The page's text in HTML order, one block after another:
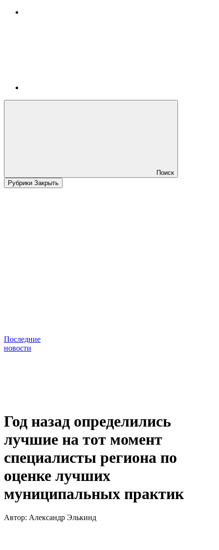
Поиск
Рубрики Закрыть
Последние
новости
Год назад определились
лучшие на тот момент
специалисты региона по
оценке лучших
муниципальных практик
Автор: Александр Элькинд